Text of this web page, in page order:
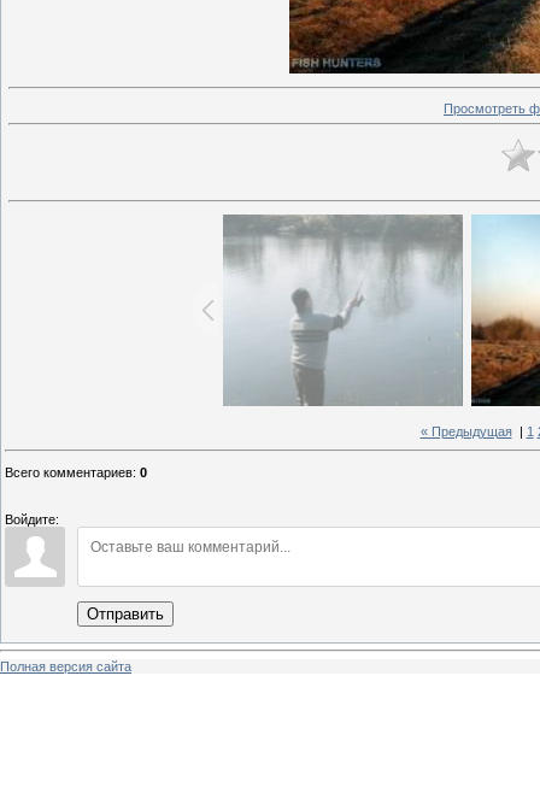
Просмотреть
« Предыдущая| 1
Всего комментариев: 0
Войдите:
Отправить
Полная версия сайта